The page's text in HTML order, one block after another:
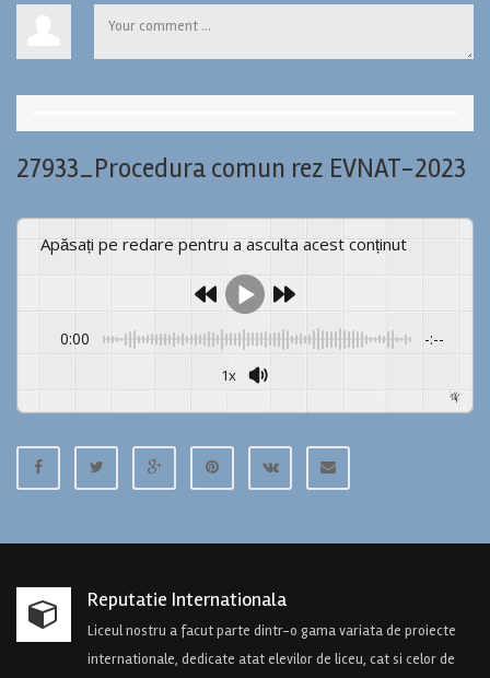
27933_Procedura comun rez EVNAT-2023
Apăsați pe redare pentru a asculta acest conținut
0:00 -:--
1x
GSpeech
Reputatie Internationala
Liceul nostru a facut parte dintr-o gama variata de proiecte
internationale, dedicate atat elevilor de liceu, cat si celor de